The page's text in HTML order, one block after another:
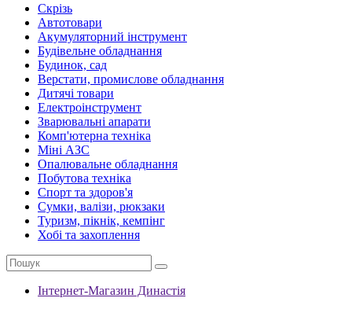
Скрізь
Автотовари
Акумуляторний інструмент
Будівельне обладнання
Будинок, сад
Верстати, промислове обладнання
Дитячі товари
Електроінструмент
Зварювальні апарати
Комп'ютерна техніка
Міні АЗС
Опалювальне обладнання
Побутова техніка
Спорт та здоров'я
Сумки, валізи, рюкзаки
Туризм, пікнік, кемпінг
Хобі та захоплення
Інтернет-Магазин Династія